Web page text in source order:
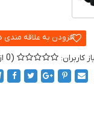
0